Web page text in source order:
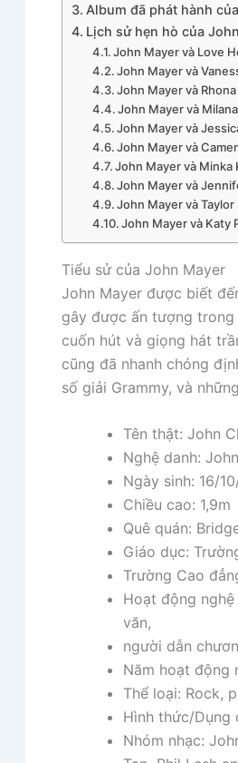
Album đã phát hành
Lịch sử hẹn hò của
John Mayer và Love
John Mayer và
John Mayer và
John Mayer và
John Mayer và
John Mayer và
John Mayer và Minka
John Mayer và
John Mayer và
John Mayer và Katy
Tiểu sử của John Mayer
John Mayer được biết
gây được ấn tượng
cuốn hút và giọng hát
cũng đã nhanh chóng
số giải Grammy, và
Tên thật: John
Nghệ danh:
Ngày sinh: 16/
Chiều cao: 1,9m
Quê quán:
Giáo dục:
Trường Cao
Hoạt động nghệ
văn,
người dẫn
Năm hoạt động
Thể loại: Rock,
Hình thức/Dụng
Nhóm nhạc: